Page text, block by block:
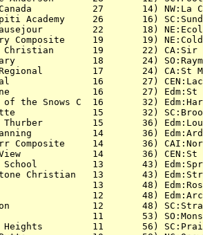
Canada           27       14)
Academy     26       16)
22       18)
Composite     19       19)
Christian       19       22)
18       24)
Regional         17       24)
16       27)
16       27)
of the Snows C  16       32)
15       32)
Thurber         15       36)
14       36)
Composite     14       36)
View             14       36)
School          13       43)
Christian   13       43)
13       48)
12       48)
12       48)
11       53)
Heights         11       56)